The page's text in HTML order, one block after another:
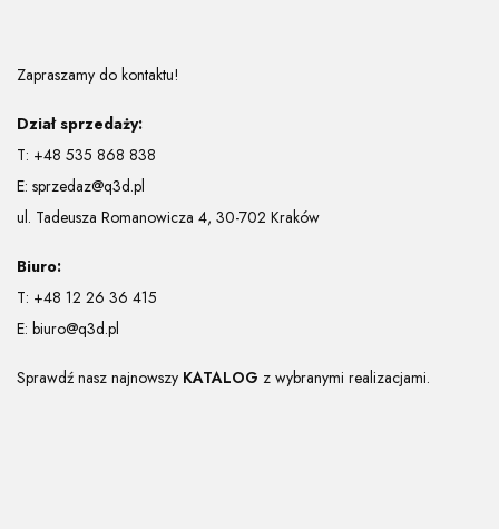
Zapraszamy do kontaktu!
Dział sprzedaży:
T: +48 535 868 838
E: sprzedaz@q3d.pl
ul. Tadeusza Romanowicza 4, 30-702 Kraków
Biuro:
T: +48 12 26 36 415
E: biuro@q3d.pl
Sprawdź nasz najnowszy KATALOG z wybranymi realizacjami.